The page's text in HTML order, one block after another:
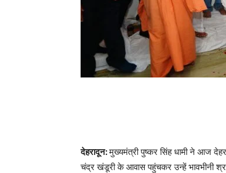
देहरादून:मुख्यमंत्री पुष्कर सिंह धामी ने आज
चंद्र खंडूरी के आवास पहुंचकर उन्हें भावभीनी